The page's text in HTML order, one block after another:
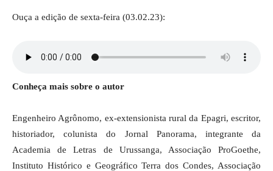
Ouça a edição de sexta-feira (03.02.23):
Conheça mais sobre o autor
Engenheiro Agrônomo, ex-extensionista rural da Epagri, escritor,
historiador, colunista do Jornal Panorama, integrante da
Academia de Letras de Urussanga, Associação ProGoethe,
Instituto Histórico e Geográfico Terra dos Condes, Associação